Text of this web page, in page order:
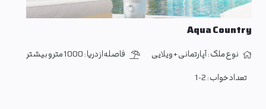
Aqua Country
نوع ملک :آپارتمانی + ویلایی فاصله از دریا :1000 متر و بیشتر
تعداد خواب :1-2